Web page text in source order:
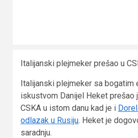
Italijanski plejmeker prešao u
Italijanski plejmeker sa bogatim
iskustvom Danijel Heket prešao
CSKA u istom danu kad je i
odlazak u Rusiju. Heket je
saradnju.